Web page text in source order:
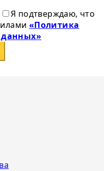
Я подтверждаю, что
«Политика
данных»